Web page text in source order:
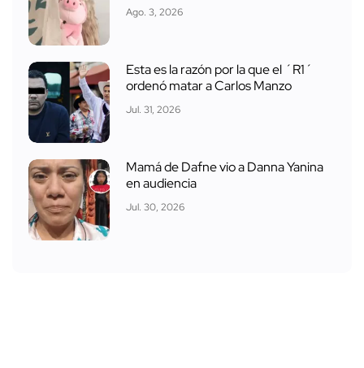
Ago. 3, 2026
Esta es la razón por la que el ´R1´
ordenó matar a Carlos Manzo
Jul. 31, 2026
Mamá de Dafne vio a Danna Yanina
en audiencia
Jul. 30, 2026